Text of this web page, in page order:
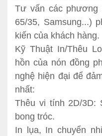
Tư vấn các phương
65/35, Samsung...)
kiến của khách hàng.
Kỹ Thuật In/Thêu
hồn của nón đồng
nghệ hiện đại để
nhất:
Thêu vi tính 2D/3D:
bong tróc.
In lụa, In chuyển